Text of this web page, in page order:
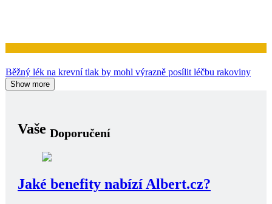
Běžný lék na krevní tlak by mohl výrazně posílit léčbu rakoviny
Show more
Vaše Doporučení
Jaké benefity nabízí Albert.cz?